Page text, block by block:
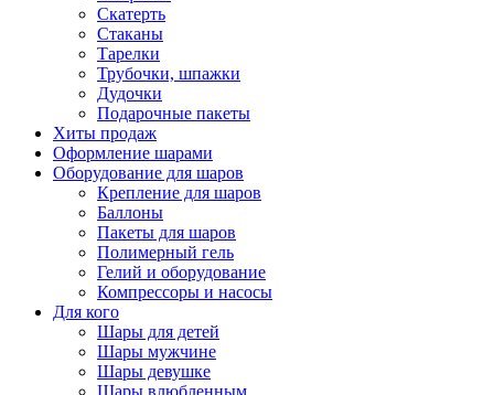
Скатерть
Стаканы
Тарелки
Трубочки, шпажки
Дудочки
Подарочные пакеты
Хиты продаж
Оформление шарами
Оборудование для шаров
Крепление для шаров
Баллоны
Пакеты для шаров
Полимерный гель
Гелий и оборудование
Компрессоры и насосы
Для кого
Шары для детей
Шары мужчине
Шары девушке
Шары влюбленным